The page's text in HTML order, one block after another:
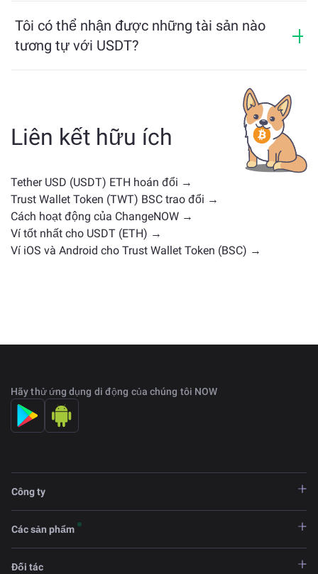
Tôi có thể nhận được những tài sản nào
tương tự với USDT?
— có thể là stablecoin, token tiện ích, coin quản trị
hoặc loại khác. Các lựa chọn thay thế phổ biến bao
gồm các loại tiền điện tử khác với các trường hợp sử
dụng hoặc vị trí thị trường tương tự. Kiểm tra tất cả
trang trao đổi chính.
Liên kết hữu ích
Tether USD (USDT) ETH hoán đổi →
Trust Wallet Token (TWT) BSC trao đổi →
Cách hoạt động của ChangeNOW →
Ví tốt nhất cho USDT (ETH) →
Ví iOS và Android cho Trust Wallet Token (BSC) →
Hãy thử ứng dụng di động của chúng tôi NOW
Công ty
Các sản phẩm
Đối tác